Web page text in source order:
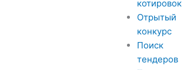
котировок
Отрытый
конкурс
Поиск
тендеров